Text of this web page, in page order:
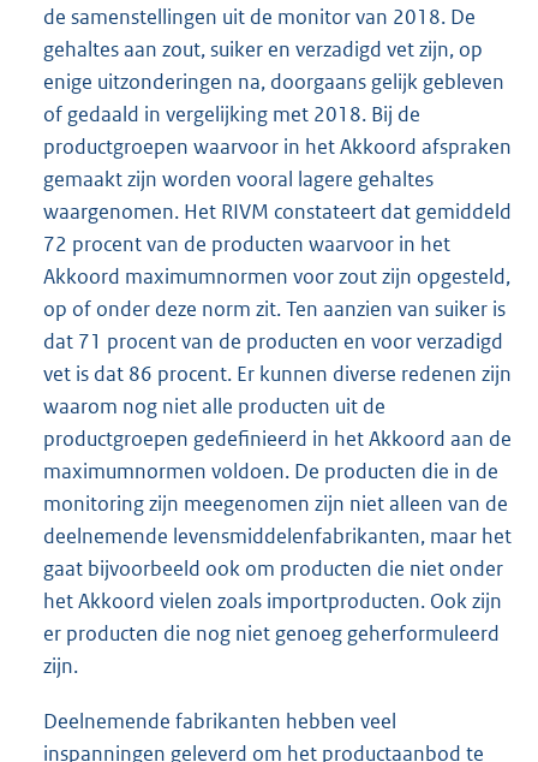
de samenstellingen uit de monitor van 2018. De
gehaltes aan zout, suiker en verzadigd vet zijn, op
enige uitzonderingen na, doorgaans gelijk gebleven
of gedaald in vergelijking met 2018. Bij de
productgroepen waarvoor in het Akkoord afspraken
gemaakt zijn worden vooral lagere gehaltes
waargenomen. Het RIVM constateert dat gemiddeld
72 procent van de producten waarvoor in het
Akkoord maximumnormen voor zout zijn opgesteld,
op of onder deze norm zit. Ten aanzien van suiker is
dat 71 procent van de producten en voor verzadigd
vet is dat 86 procent. Er kunnen diverse redenen zijn
waarom nog niet alle producten uit de
productgroepen gedefinieerd in het Akkoord aan de
maximumnormen voldoen. De producten die in de
monitoring zijn meegenomen zijn niet alleen van de
deelnemende levensmiddelenfabrikanten, maar het
gaat bijvoorbeeld ook om producten die niet onder
het Akkoord vielen zoals importproducten. Ook zijn
er producten die nog niet genoeg geherformuleerd
zijn.
Deelnemende fabrikanten hebben veel
inspanningen geleverd om het productaanbod te